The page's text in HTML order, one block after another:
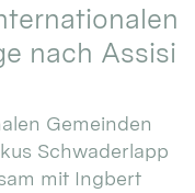
nach Assisi
Gemeinden
Schwaderlapp
mit Ingbert